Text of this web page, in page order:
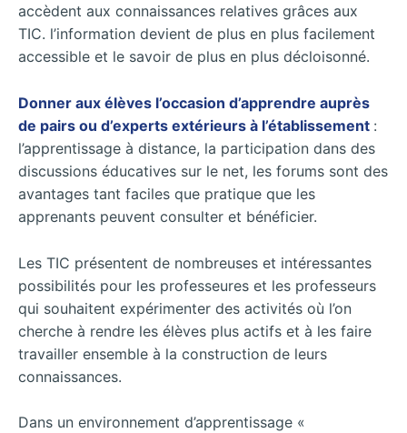
accèdent aux connaissances relatives grâces aux
TIC. l’information devient de plus en plus facilement
accessible et le savoir de plus en plus décloisonné.
Donner aux élèves l’occasion d’apprendre auprès
de pairs ou d’experts extérieurs à l’établissement :
l’apprentissage à distance, la participation dans des
discussions éducatives sur le net, les forums sont des
avantages tant faciles que pratique que les
apprenants peuvent consulter et bénéficier.
Les TIC présentent de nombreuses et intéressantes
possibilités pour les professeures et les professeurs
qui souhaitent expérimenter des activités où l’on
cherche à rendre les élèves plus actifs et à les faire
travailler ensemble à la construction de leurs
connaissances.
Dans un environnement d’apprentissage «